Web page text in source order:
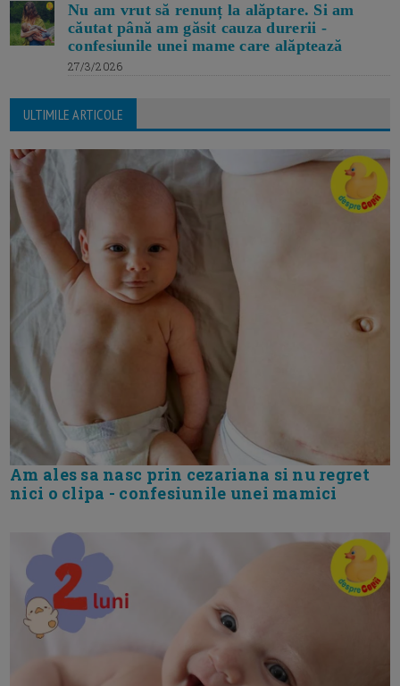
Nu am vrut să renunț la alăptare. Si am
căutat până am găsit cauza durerii -
confesiunile unei mame care alăptează
27/3/2026
ULTIMILE ARTICOLE
Am ales sa nasc prin cezariana si nu regret
nici o clipa - confesiunile unei mamici